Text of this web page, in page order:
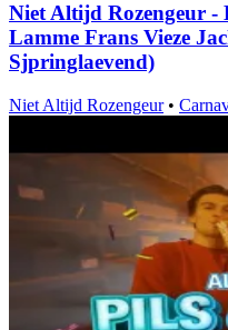
Niet Altijd Rozengeur -
Lamme Frans Vieze
Sjpringlaevend)
Niet Altijd Rozengeur •